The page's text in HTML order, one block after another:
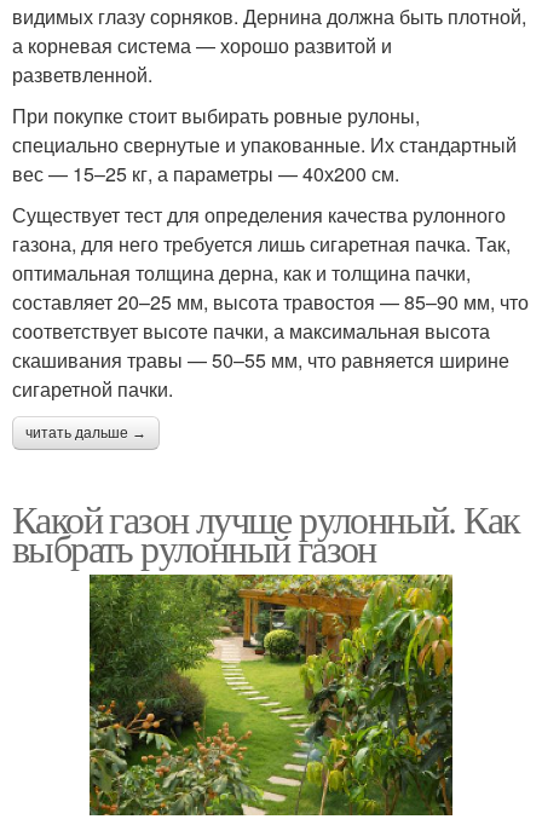
видимых глазу сорняков. Дернина должна быть плотной,
а корневая система — хорошо развитой и
разветвленной.
При покупке стоит выбирать ровные рулоны,
специально свернутые и упакованные. Их стандартный
вес — 15–25 кг, а параметры — 40х200 см.
Существует тест для определения качества рулонного
газона, для него требуется лишь сигаретная пачка. Так,
оптимальная толщина дерна, как и толщина пачки,
составляет 20–25 мм, высота травостоя — 85–90 мм, что
соответствует высоте пачки, а максимальная высота
скашивания травы — 50–55 мм, что равняется ширине
сигаретной пачки.
читать дальше →
Какой газон лучше рулонный. Как
выбрать рулонный газон